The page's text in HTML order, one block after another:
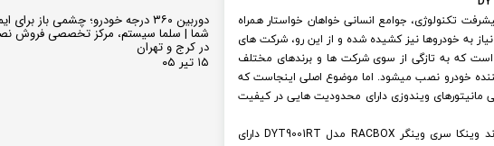
تکنولوژی، جوامع انسانی خواهان خواستار همراه
به خودروها نیز کشیده شده و از این رو، شرکت های
که به تازگی از سوی شرکت ها و برندهای مختلف
خودرو نصب میشود. اما موضوع اصلی اینجاست که
ویندوزی دارای محدودیت هایی در کیفیت
اما مانیتور فابریک های اندرویدی مثل همین مانیتور فابریک اندروید سورنتو ایکس ام SORENTO XM برند وینکا سری وینگر RACBOX مدل DYT9001RT دارای
دوربین ۳۶۰ درجه خودرو؛ چشمی باز
شما | سلما سیستم، مرکز تخصصی فروش
در کرج و تهران
۱۵ تیر ۰۵